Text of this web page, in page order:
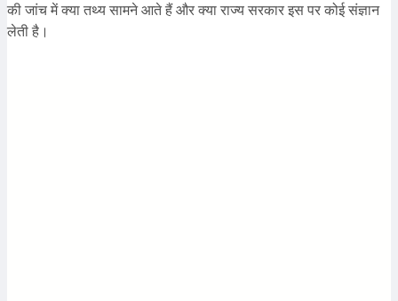
की जांच में क्या तथ्य सामने आते हैं और क्या राज्य सरकार इस पर कोई संज्ञान
लेती है।